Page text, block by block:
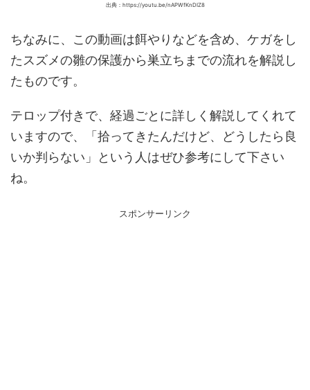
出典：https://youtu.be/nAPWfKnDIZ8
ちなみに、この動画は餌やりなどを含め、ケガをし
たスズメの雛の保護から巣立ちまでの流れを解説し
たものです。
テロップ付きで、経過ごとに詳しく解説してくれて
いますので、「拾ってきたんだけど、どうしたら良
いか判らない」という人はぜひ参考にして下さい
ね。
スポンサーリンク